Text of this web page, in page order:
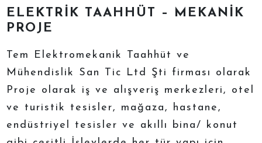
ELEKTRİK TAAHHÜT – MEKANİK
PROJE
Tem Elektromekanik Taahhüt ve
Mühendislik San Tic Ltd Şti firması olarak
Proje olarak iş ve alışveriş merkezleri, otel
ve turistik tesisler, mağaza, hastane,
endüstriyel tesisler ve akıllı bina/ konut